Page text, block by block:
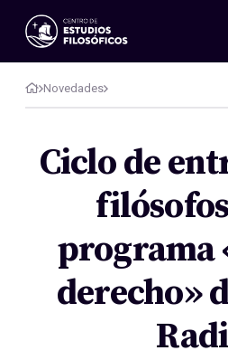
Eventos
Novedades
Investigación
Publicaciones
Acerca de nosotros
Miembros
Reglamento
Novedades
Ciclo de
programa
derecho»